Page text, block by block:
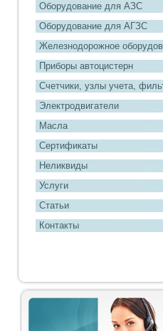
Оборудование для АЗС
Оборудование для АГЗС
Железнодорожное
Приборы автоцистерн
Счетчики, узлы учета,
Электродвигатели
Масла
Сертификаты
Неликвиды
Услуги
Статьи
Контакты